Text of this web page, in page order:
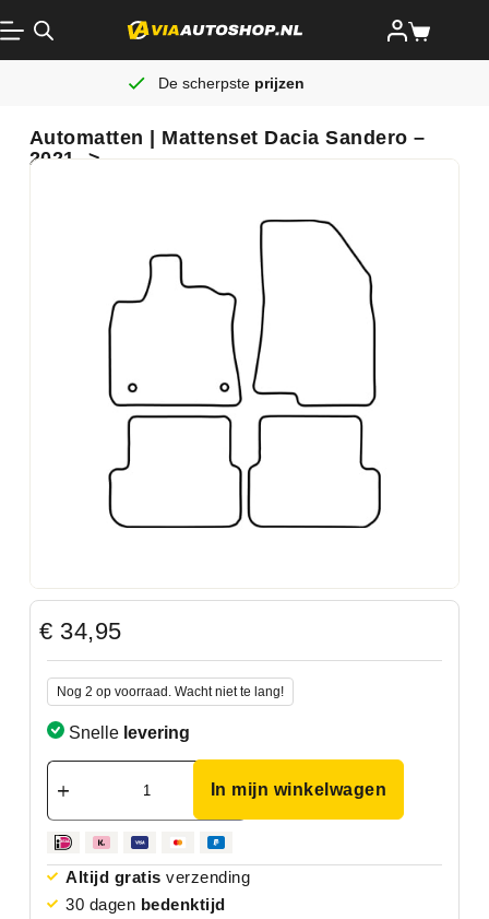
De scherpste prijzen
Automatten | Mattenset Dacia Sandero –
2021 ->
€ 34,95
Nog 2 op voorraad. Wacht niet te lang!
Snelle levering
In mijn winkelwagen
Altijd gratis verzending
30 dagen bedenktijd